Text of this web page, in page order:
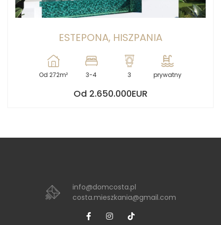
ESTEPONA, HISZPANIA
Od 272m² 3-4 3 prywatny
Od 2.650.000EUR
info@domcosta.pl
costa.mieszkania@gmail.com